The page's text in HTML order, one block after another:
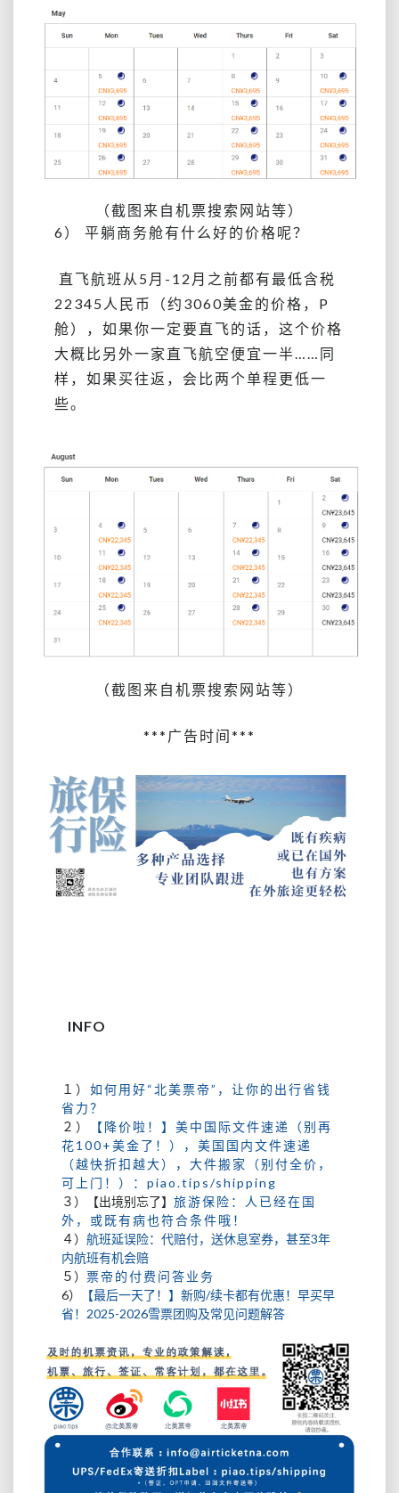
（截图来自机票搜索网站等）
6） 平躺商务舱有什么好的价格呢？
直飞航班从5月-12月之前都有最低含税
22345人民币（约3060美金的价格，P
舱），如果你一定要直飞的话，这个价格
大概比另外一家直飞航空便宜一半……同
样， 如果买往返，会比两个单程更低一
些。
（截图来自机票搜索网站等）
***广告时间***
INFO
１） 如何用好“北美票帝”，让你的出行省钱
省力？
２）
【降价啦！】美中国际文件速递（别再
花100+美金了！），美国国内文件速递
（越快折扣越大），大件搬家（别付全价，
可上门！）： piao.tips/shipping
３）【出境别忘了】 旅游保险：人已经在国
外，或既有病也符合条件哦！
４） 航班延误险：代赔付，送休息室券，甚至3年
内航班有机会赔
５） 票帝的付费问答业务
6）
【最后一天了！】新购/续卡都有优惠！早买早
省！2025-2026雪票团购及常见问题解答